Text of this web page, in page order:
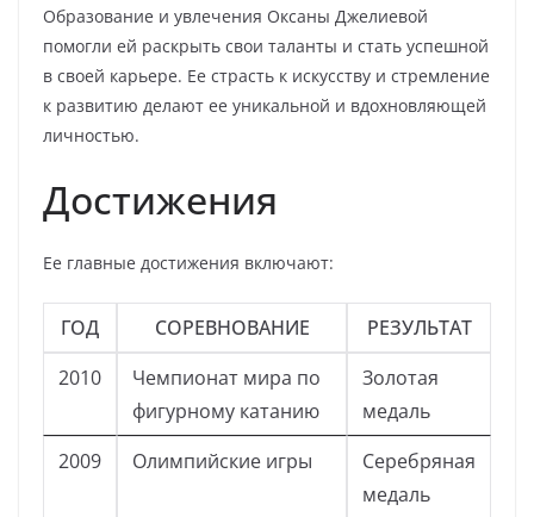
Образование и увлечения Оксаны Джелиевой
помогли ей раскрыть свои таланты и стать успешной
в своей карьере. Ее страсть к искусству и стремление
к развитию делают ее уникальной и вдохновляющей
личностью.
Достижения
Ее главные достижения включают:
ГОД СОРЕВНОВАНИЕ
РЕЗУЛЬТАТ
2010
Чемпионат мира по
фигурному катанию
Золотая
медаль
2009
Олимпийские игры
Серебряная
медаль